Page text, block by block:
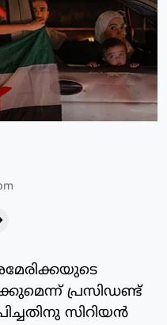
പ്രസിഡണ്ട്
സിറിയന്‍